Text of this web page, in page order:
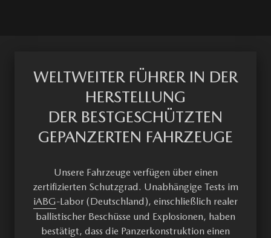
WELTWEITER FÜHRER IN DER
HERSTELLUNG
DER BESTGESCHÜTZTEN
GEPANZERTEN FAHRZEUGE
Unsere Fahrzeuge verfügen über einen
zertifizierten Schutzgrad. Unabhängige Tests im
iABG-Labor (Deutschland), einschließlich realer
ballistischer Beschüsse und Explosionen, haben
bestätigt, dass die Panzerkonstruktion einen